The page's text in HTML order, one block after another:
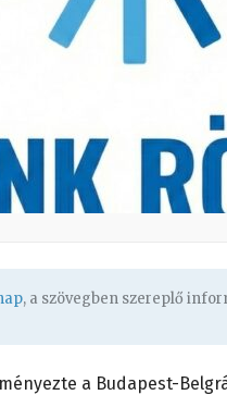
, a szövegben szereplő
a Budapest-